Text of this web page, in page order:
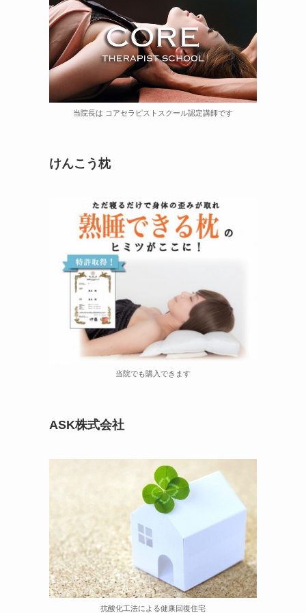
当院長は コアセラピストスクール認定講師です
けんこう枕
当院でも購入できます
ASK株式会社
抗酸化工法による健康回復住宅